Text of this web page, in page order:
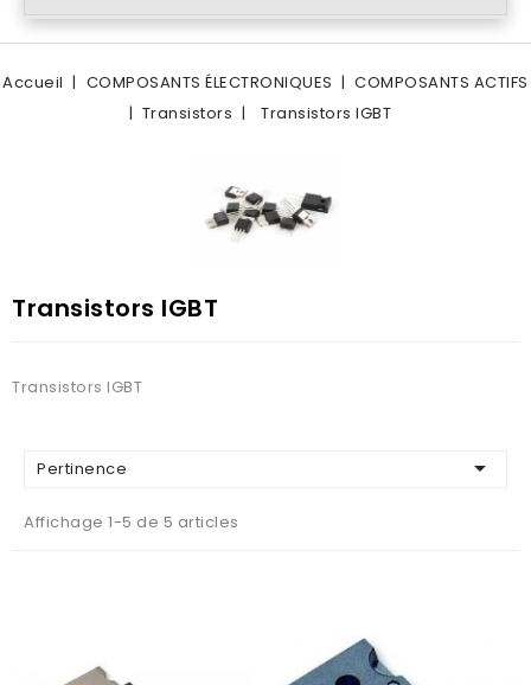
Accueil COMPOSANTS ÉLECTRONIQUES
COMPOSANTS ACTIFS
Transistors
Transistors IGBT
Transistors IGBT
Transistors IGBT
Pertinence 
Affichage 1-5 de 5 articles